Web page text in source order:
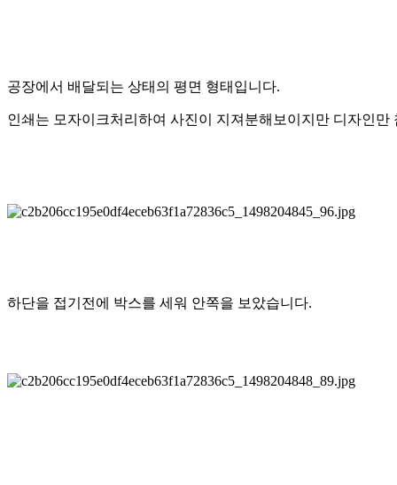
공장에서 배달되는 상태의 평면 형태입니다.
인쇄는 모자이크처리하여 사진이 지져분해보이지만 디자인만
하단을 접기전에 박스를 세워 안쪽을 보았습니다.